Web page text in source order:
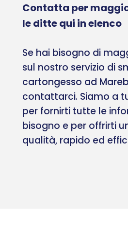
Contatta per
le ditte qui in elenco
Se hai bisogno di
sul nostro servizio di
cartongesso ad
contattarci. Siamo a
per fornirti tutte le
bisogno e per offrirti
qualità, rapido ed